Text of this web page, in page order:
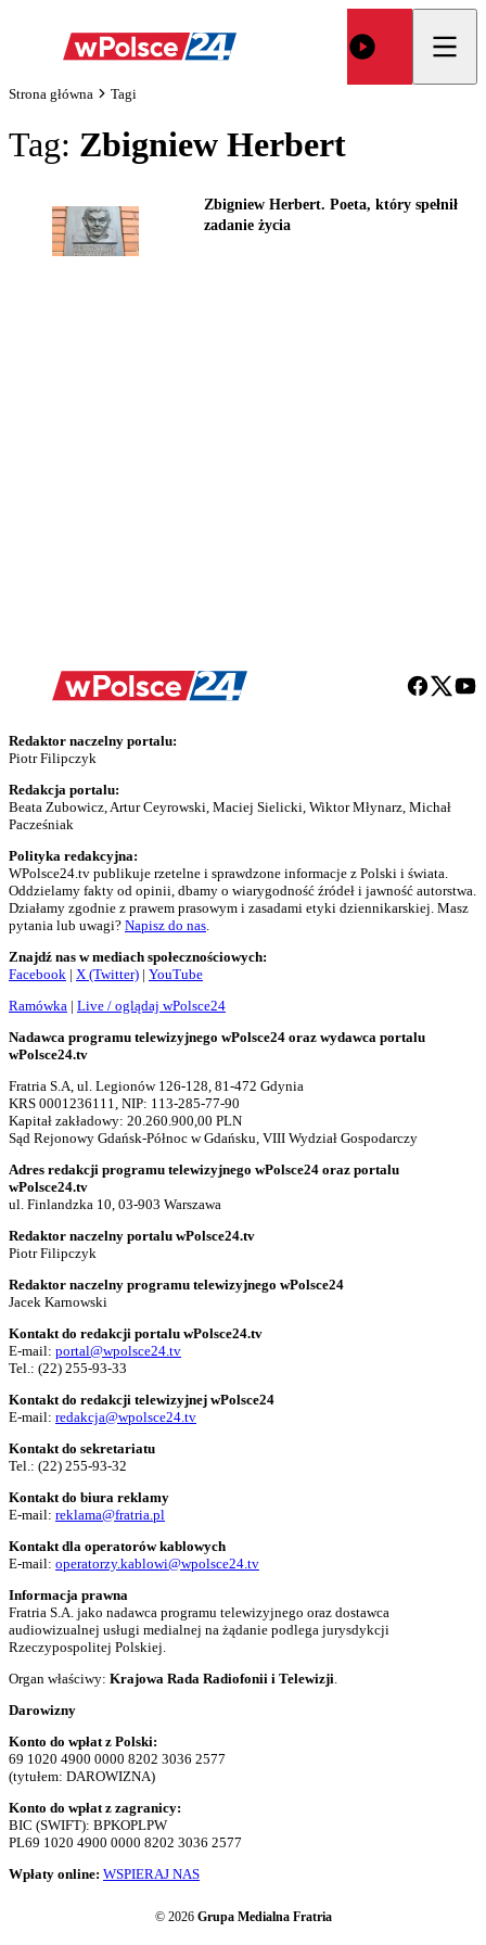
Strona główna Tagi
Tag: Zbigniew Herbert
Zbigniew Herbert. Poeta, który spełnił
zadanie życia
Redaktor naczelny portalu:
Piotr Filipczyk
Redakcja portalu:
Beata Zubowicz, Artur Ceyrowski, Maciej Sielicki, Wiktor Młynarz, Michał
Pacześniak
Polityka redakcyjna:
WPolsce24.tv publikuje rzetelne i sprawdzone informacje z Polski i świata.
Oddzielamy fakty od opinii, dbamy o wiarygodność źródeł i jawność autorstwa.
Działamy zgodnie z prawem prasowym i zasadami etyki dziennikarskiej. Masz
pytania lub uwagi? Napisz do nas.
Znajdź nas w mediach społecznościowych:
Facebook | X (Twitter) | YouTube
Ramówka | Live / oglądaj wPolsce24
Nadawca programu telewizyjnego wPolsce24 oraz wydawca portalu
wPolsce24.tv
Fratria S.A, ul. Legionów 126-128, 81-472 Gdynia
KRS 0001236111, NIP: 113-285-77-90
Kapitał zakładowy: 20.260.900,00 PLN
Sąd Rejonowy Gdańsk-Północ w Gdańsku, VIII Wydział Gospodarczy
Adres redakcji programu telewizyjnego wPolsce24 oraz portalu
wPolsce24.tv
ul. Finlandzka 10, 03-903 Warszawa
Redaktor naczelny portalu wPolsce24.tv
Piotr Filipczyk
Redaktor naczelny programu telewizyjnego wPolsce24
Jacek Karnowski
Kontakt do redakcji portalu wPolsce24.tv
E-mail: portal@wpolsce24.tv
Tel.: (22) 255-93-33
Kontakt do redakcji telewizyjnej wPolsce24
E-mail: redakcja@wpolsce24.tv
Kontakt do sekretariatu
Tel.: (22) 255-93-32
Kontakt do biura reklamy
E-mail: reklama@fratria.pl
Kontakt dla operatorów kablowych
E-mail: operatorzy.kablowi@wpolsce24.tv
Informacja prawna
Fratria S.A. jako nadawca programu telewizyjnego oraz dostawca
audiowizualnej usługi medialnej na żądanie podlega jurysdykcji
Rzeczypospolitej Polskiej.
Organ właściwy: Krajowa Rada Radiofonii i Telewizji.
Darowizny
Konto do wpłat z Polski:
69 1020 4900 0000 8202 3036 2577
(tytułem: DAROWIZNA)
Konto do wpłat z zagranicy:
BIC (SWIFT): BPKOPLPW
PL69 1020 4900 0000 8202 3036 2577
Wpłaty online: WSPIERAJ NAS
© 2026 Grupa Medialna Fratria